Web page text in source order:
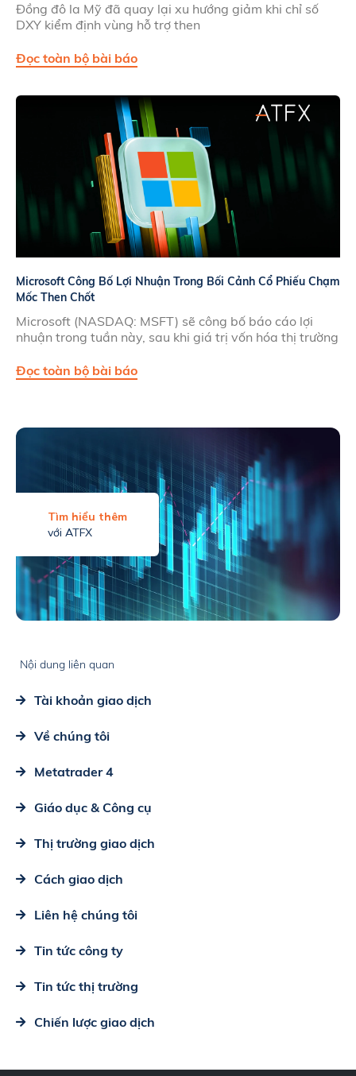
Đồng đô la Mỹ đã quay lại xu hướng giảm khi chỉ số
DXY kiểm định vùng hỗ trợ then
Đọc toàn bộ bài báo
Microsoft Công Bố Lợi Nhuận Trong Bối Cảnh Cổ Phiếu Chạm
Mốc Then Chốt
Microsoft (NASDAQ: MSFT) sẽ công bố báo cáo lợi
nhuận trong tuần này, sau khi giá trị vốn hóa thị trường
Đọc toàn bộ bài báo
Tìm hiểu thêm
với ATFX
Nội dung liên quan
Tài khoản giao dịch
Về chúng tôi
Metatrader 4
Giáo dục & Công cụ
Thị trường giao dịch
Cách giao dịch
Liên hệ chúng tôi
Tin tức công ty
Tin tức thị trường
Chiến lược giao dịch